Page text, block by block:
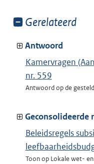
Toon
van:
Gerelateerd
Antwoord
Kamervragen
nr. 559
Antwoord op de
Geconsolideerde
Beleidsregels
Toon op Lokale wet-